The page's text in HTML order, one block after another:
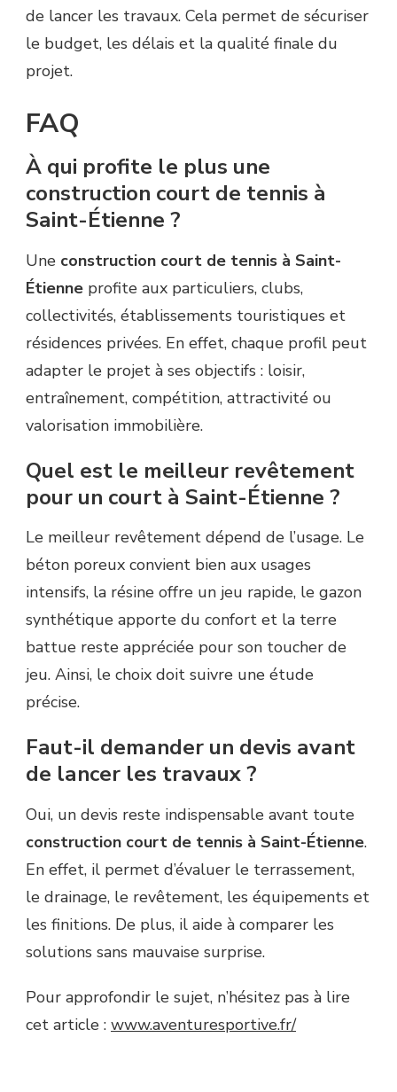
de lancer les travaux. Cela permet de sécuriser
le budget, les délais et la qualité finale du
projet.
FAQ
À qui profite le plus une
construction court de tennis à
Saint-Étienne ?
Une construction court de tennis à Saint-
Étienne profite aux particuliers, clubs,
collectivités, établissements touristiques et
résidences privées. En effet, chaque profil peut
adapter le projet à ses objectifs : loisir,
entraînement, compétition, attractivité ou
valorisation immobilière.
Quel est le meilleur revêtement
pour un court à Saint-Étienne ?
Le meilleur revêtement dépend de l’usage. Le
béton poreux convient bien aux usages
intensifs, la résine offre un jeu rapide, le gazon
synthétique apporte du confort et la terre
battue reste appréciée pour son toucher de
jeu. Ainsi, le choix doit suivre une étude
précise.
Faut-il demander un devis avant
de lancer les travaux ?
Oui, un devis reste indispensable avant toute
construction court de tennis à Saint-Étienne.
En effet, il permet d’évaluer le terrassement,
le drainage, le revêtement, les équipements et
les finitions. De plus, il aide à comparer les
solutions sans mauvaise surprise.
Pour approfondir le sujet, n’hésitez pas à lire
cet article : www.aventuresportive.fr/